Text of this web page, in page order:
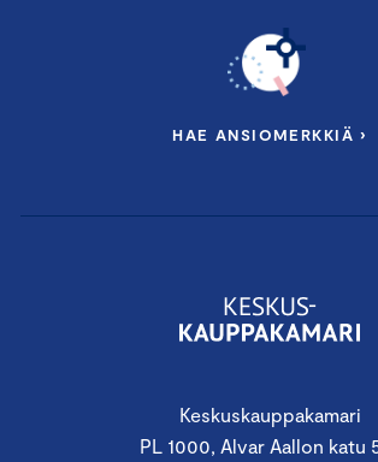
Keskuskauppakamari
PL 1000, Alvar Aallon katu
HAE ANSIOMERKKIÄ ›